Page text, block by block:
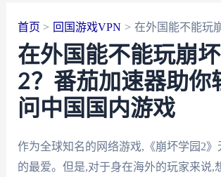
首页 回国游戏VPN 在外国能不能玩
在外国能不能玩崩
2？番茄加速器助你
问中国国内游戏
作为全球知名的网络游戏,《崩坏学园2》
的最爱。但是,对于身在海外的玩家来说,